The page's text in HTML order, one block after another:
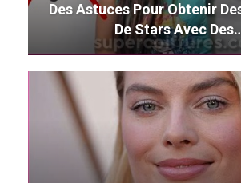
Des Astuces Pour Obtenir
De Stars Avec